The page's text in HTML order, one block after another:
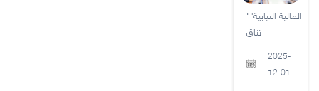
"المالية النيابية"
تناق
2025-
12-01